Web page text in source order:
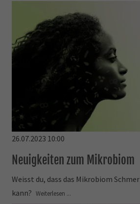
26.07.2023 10:00
Neuigkeiten zum Mikrobiom
Weisst du, dass das Mikrobiom
kann? Weiterlesen ...